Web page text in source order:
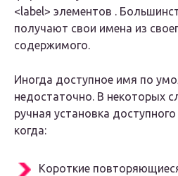
<label> элементов .
получают свои имена из
содержимого.
Иногда доступное имя по
недостаточно. В некоторых
ручная установка
когда:
Короткие